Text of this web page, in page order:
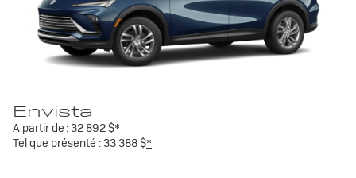
Envista
A partir de :32 892 $*
Tel que présenté :33 388 $*